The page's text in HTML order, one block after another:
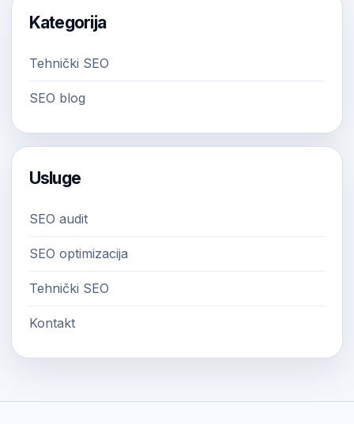
Kategorija
Tehnički SEO
SEO blog
Usluge
SEO audit
SEO optimizacija
Tehnički SEO
Kontakt